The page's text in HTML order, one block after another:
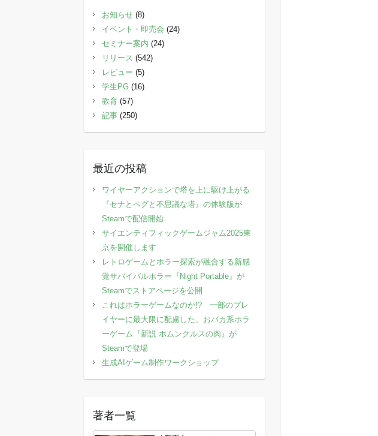
お知らせ(8)
イベント・即売会 (24)
セミナー案内 (24)
リリース (542)
レビュー (5)
学生PG(16)
教育(57)
記事(250)
最近の投稿
ワイヤーアクションで塔を上に駆け上がる
『セナとペグと不思議な塔』の体験版が
Steamで配信開始
サイエンティフィックゲームジャム2025東
京を開催します
レトロゲームとホラー探索が融合する新感
覚サバイバルホラー『Night Portable』が
Steamでストアページを公開
これはホラーゲームなのか!? 一部のプレ
イヤーに最大限に配慮した、おバカ系ホラ
ーゲーム『新説 ホムンクルスの肉』が
Steamで登場
生成AIゲーム制作ワークショップ
著者一覧